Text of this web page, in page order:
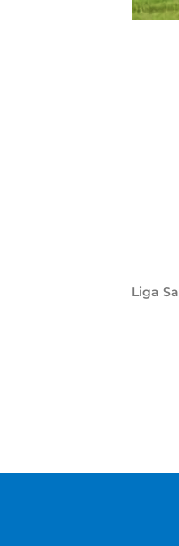
Liga